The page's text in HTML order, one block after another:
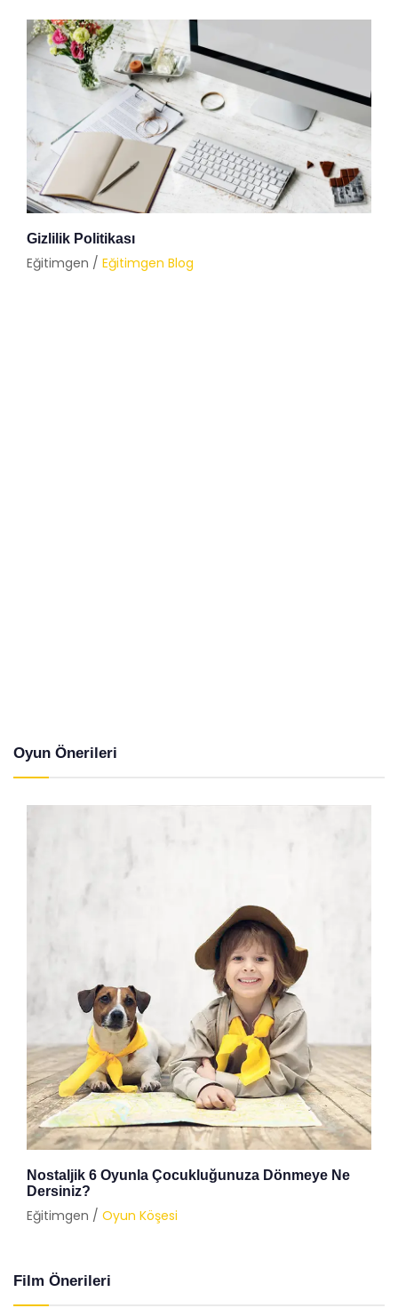
Gizlilik Politikası
Eğitimgen / Eğitimgen Blog
Oyun Önerileri
Nostaljik 6 Oyunla Çocukluğunuza Dönmeye Ne
Dersiniz?
Eğitimgen / Oyun Köşesi
Film Önerileri